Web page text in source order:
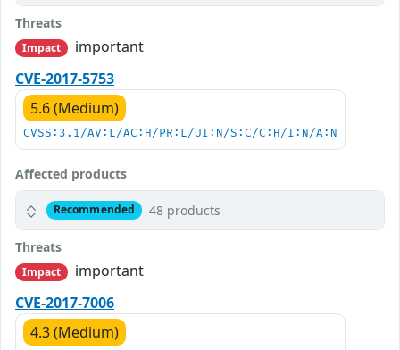
Threats
Impact
important
CVE-2017-5753
5.6 (Medium)
CVSS:3.1/AV:L/AC:H/PR:L/UI:N/S:C/C:H/I:N/A:N
Affected products
Recommended 48 products
Threats
Impact
important
CVE-2017-7006
4.3 (Medium)